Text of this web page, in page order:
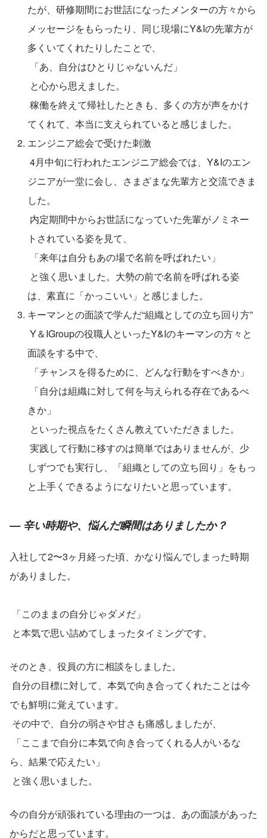
たが、研修期間にお世話になったメンターの方々から
メッセージをもらったり、同じ現場にY&Iの先輩方が
多くいてくれたりしたことで、
「あ、自分はひとりじゃないんだ」
と心から思えました。
てくれて、本当に支えられていると感じました。
エンジニア総会で受けた刺激
ジニアが一堂に会し、さまざまな先輩方と交流できま
した。
トされている姿を見て、
「来年は自分もあの場で名前を呼ばれたい」
は、素直に「かっこいい」と感じました。
キーマンとの面談で学んだ“組織としての立ち回り方”
面談をする中で、
「チャンスを得るために、どんな行動をすべきか」
きか」
といった視点をたくさん教えていただきました。
しずつでも実行し、「組織としての立ち回り」をもっ
と上手くできるようになりたいと思っています。
— 辛い時期や、悩んだ瞬間はありましたか？
入社して2〜3ヶ月経った頃、かなり悩んでしまった時期
がありました。
「このままの自分じゃダメだ」
と本気で思い詰めてしまったタイミングです。
そのとき、役員の方に相談をしました。
でも鮮明に覚えています。
その中で、自分の弱さや甘さも痛感しましたが、
ら、結果で応えたい」
と強く思いました。
今の自分が頑張れている理由の一つは、あの面談があった
からだと思っています。